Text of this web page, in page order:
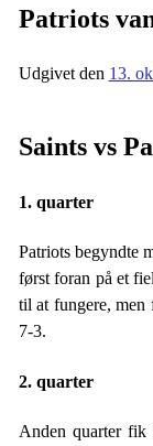
Patriots
Udgivet den 13.
Saints vs
1. quarter
Patriots begyndte
først foran på et
til at fungere,
7-3.
2. quarter
Anden quarter